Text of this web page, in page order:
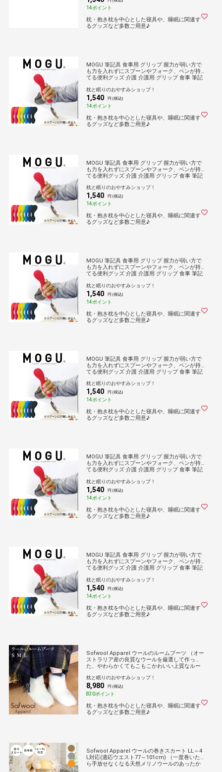
14ポイント
枕・抱き枕を中心とした寝具や、睡眠に関連す
るグッズなど多数ご用意♪
MOGU 筆記具 食事用 グリップ 握力が弱い方で
も力を入れずにスプーンやフォーク、ペンが持
てる便利グッズ 介護 介護用 グリップ 食事 筆記
文房具 介護用品 リハビリ 疲れにくい モグ
枕と眠りのおやすみショップ！
1,540 円 (税込)
14ポイント
枕・抱き枕を中心とした寝具や、睡眠に関連す
るグッズなど多数ご用意♪
MOGU 筆記具 食事用 グリップ 握力が弱い方で
も力を入れずにスプーンやフォーク、ペンが持
てる便利グッズ 介護 介護用 グリップ 食事 筆記
文房具 介護用品 リハビリ 疲れにくい モグ
枕と眠りのおやすみショップ！
1,540 円 (税込)
14ポイント
枕・抱き枕を中心とした寝具や、睡眠に関連す
るグッズなど多数ご用意♪
MOGU 筆記具 食事用 グリップ 握力が弱い方で
も力を入れずにスプーンやフォーク、ペンが持
てる便利グッズ 介護 介護用 グリップ 食事 筆記
文房具 介護用品 リハビリ 疲れにくい モグ
枕と眠りのおやすみショップ！
1,540 円 (税込)
14ポイント
枕・抱き枕を中心とした寝具や、睡眠に関連す
るグッズなど多数ご用意♪
MOGU 筆記具 食事用 グリップ 握力が弱い方で
も力を入れずにスプーンやフォーク、ペンが持
てる便利グッズ 介護 介護用 グリップ 食事 筆記
文房具 介護用品 リハビリ 疲れにくい モグ
枕と眠りのおやすみショップ！
1,540 円 (税込)
14ポイント
枕・抱き枕を中心とした寝具や、睡眠に関連す
るグッズなど多数ご用意♪
MOGU 筆記具 食事用 グリップ 握力が弱い方で
も力を入れずにスプーンやフォーク、ペンが持
てる便利グッズ 介護 介護用 グリップ 食事 筆記
文房具 介護用品 リハビリ 疲れにくい モグ
枕と眠りのおやすみショップ！
1,540 円 (税込)
14ポイント
枕・抱き枕を中心とした寝具や、睡眠に関連す
るグッズなど多数ご用意♪
MOGU 筆記具 食事用 グリップ 握力が弱い方で
も力を入れずにスプーンやフォーク、ペンが持
てる便利グッズ 介護 介護用 グリップ 食事 筆記
文房具 介護用品 リハビリ 疲れにくい モグ
枕と眠りのおやすみショップ！
1,540 円 (税込)
14ポイント
枕・抱き枕を中心とした寝具や、睡眠に関連す
るグッズなど多数ご用意♪
Sofwool Apparel ウールのルームブーツ （オー
ストラリア産の良質なウールを厳選して作っ
た、やわらかくてもこもこかわいい上質なルー
あったか 暖かい 部屋 リビング 冷え 対策 防止
洗える
枕と眠りのおやすみショップ！
8,980 円 (税込)
830ポイント
枕・抱き枕を中心とした寝具や、睡眠に関連す
るグッズなど多数ご用意♪
Sofwool Apparel ウールの巻きスカート LL～4
L対応(適応ウエスト77～101cm) （一度巻いた
ら手放せなくなる天然メリノウールのあったか